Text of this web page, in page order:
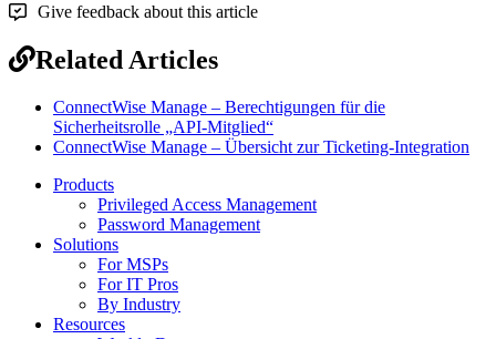
Give feedback about this article
Related Articles
ConnectWise Manage – Berechtigungen für die
Sicherheitsrolle „API-Mitglied“
ConnectWise Manage – Übersicht zur Ticketing-Integration
Products
Privileged Access Management
Password Management
Solutions
For MSPs
For IT Pros
By Industry
Resources